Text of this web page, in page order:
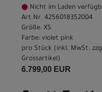
Nicht im Laden
Art.Nr. 4256018352004
Größe: XS
Farbe: violet pink
pro Stück (inkl. MwSt.
Grossartikel)
6.799,00 EUR